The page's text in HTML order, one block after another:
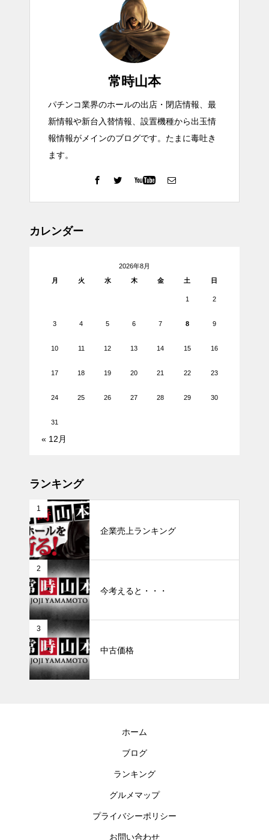
常時山本
パチンコ業界のホールの出店・閉店情報、最
新情報や新台入替情報、設置機種から出玉情
報情報がメインのブログです。たまに毒吐き
ます。
カレンダー
2026年8月
月
火 水 木 金 土 日
1 2
3 4 5 6 7 8 9
10 11 12 13 14 15 16
17 18 19 20 21 22 23
24 25 26 27 28 29 30
31
« 12月
ランキング
1
企業売上ランキング
2
今考えると・・・
3
中古価格
ホーム
ブログ
ランキング
グルメマップ
プライバシーポリシー
お問い合わせ